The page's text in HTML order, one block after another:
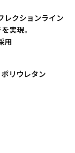
レクションライン
実現。
用
リウレタン